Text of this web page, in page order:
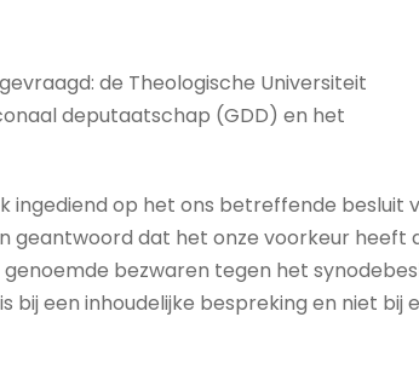
de Theologische Universiteit
deputaatschap (GDD) en het
ingediend op het ons betreffende besluit
geantwoord dat het onze voorkeur heeft
bezwaren tegen het
een inhoudelijke bespreking en niet bij